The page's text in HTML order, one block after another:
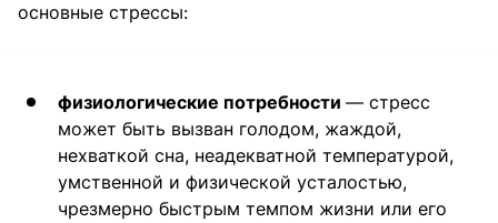
основные стрессы:
физиологические потребности — стресс
может быть вызван голодом, жаждой,
нехваткой сна, неадекватной температурой,
умственной и физической усталостью,
чрезмерно быстрым темпом жизни или его